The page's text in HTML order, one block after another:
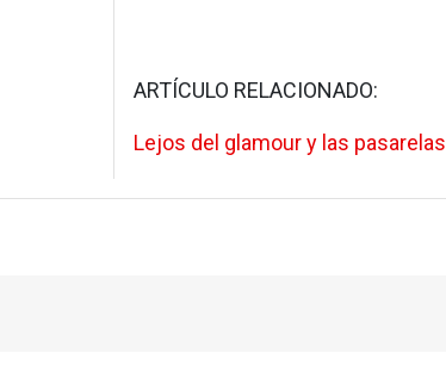
ARTÍCULO RELACIONADO:
Lejos del glamour y las pasarelas